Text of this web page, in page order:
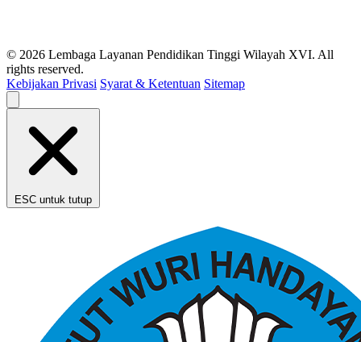
© 2026 Lembaga Layanan Pendidikan Tinggi Wilayah XVI. All
rights reserved.
Kebijakan Privasi Syarat & Ketentuan Sitemap
ESC untuk tutup